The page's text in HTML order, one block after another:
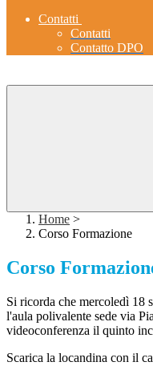
Contatti
Contatti
Contatto DPO
Home >
Corso Formazione
Corso
Si ricorda che mercoledì 18
l'aula polivalente sede via
videoconferenza il quinto
Scarica la locandina con il